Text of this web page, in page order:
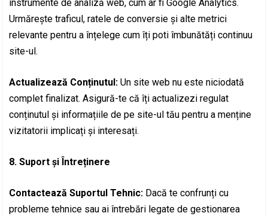
instrumente de analiză web, cum ar fi Google Analytics.
Urmărește traficul, ratele de conversie și alte metrici
relevante pentru a înțelege cum îți poti îmbunătăți continuu
site-ul.
Actualizează Conținutul: Un site web nu este niciodată
complet finalizat. Asigură-te că îți actualizezi regulat
conținutul și informațiile de pe site-ul tău pentru a menține
vizitatorii implicați și interesați.
8. Suport și Întreținere
Contactează Suportul Tehnic: Dacă te confrunți cu
probleme tehnice sau ai întrebări legate de gestionarea